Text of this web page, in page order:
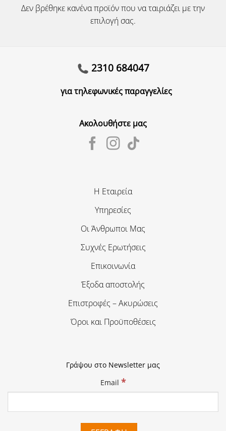
Δεν βρέθηκε κανένα προϊόν που να ταιριάζει με την
επιλογή σας.
2310 684047
για τηλεφωνικές παραγγελίες
Ακολουθήστε μας
Η Εταιρεία
Υπηρεσίες
Οι Άνθρωποι Μας
Συχνές Ερωτήσεις
Επικοινωνία
Έξοδα αποστολής
Επιστροφές – Ακυρώσεις
Όροι και Προϋποθέσεις
Γράψου στο Newsletter μας
Email *